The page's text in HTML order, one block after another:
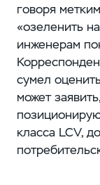
говоря
«озеленить
инженерам
сумел
может
класса LCV,